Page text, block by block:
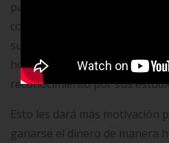
paga y los “bonos ganados” por
colaboración en labores de
sus tareas sin ayuda,
hora acordada o ganar un
reconocimiento por sus
Esto les dará más motivación
ganarse el dinero de manera